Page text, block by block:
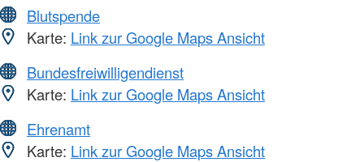
Blutspende
Karte: Link zur Google Maps Ansicht
Bundesfreiwilligendienst
Karte: Link zur Google Maps Ansicht
Ehrenamt
Karte: Link zur Google Maps Ansicht